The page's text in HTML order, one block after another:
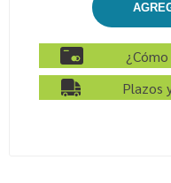
Plazos